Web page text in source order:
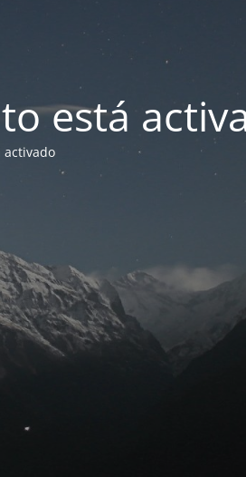
está
activado